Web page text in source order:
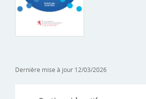
Dernière mise à jour 12/03/2026